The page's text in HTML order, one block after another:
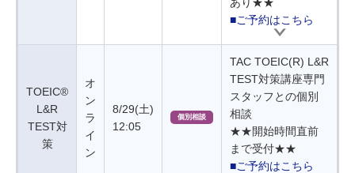
■ご予約はこちら
TOEIC®
L&R
TEST対
策
オ
ン
ラ
イ
ン
8/29(土)
12:05
個別相談
TAC TOEIC(R) L&R
TEST対策講座専門
スタッフとの個別
相談
★★開始時間直前
まで受付★★
■ご予約はこちら